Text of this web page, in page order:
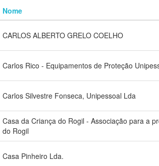
Nome
CARLOS ALBERTO GRELO COELHO
Carlos Rico - Equipamentos de Proteção
Carlos Silvestre Fonseca, Unipessoal Lda
Casa da Criança do Rogil - Associação para a
do Rogil
Casa Pinheiro Lda.